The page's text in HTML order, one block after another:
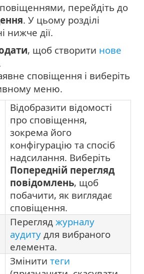
перейдіть до
. У цьому розділі
нижче дії.
, щоб створити нове
сповіщення і виберіть
меню.
Відобразити відомості
про сповіщення,
зокрема його
конфігурацію та спосіб
надсилання. Виберіть
Попередній перегляд
повідомлень, щоб
побачити, як виглядає
сповіщення.
Перегляд журналу
аудиту для вибраного
елемента.
Змінити теги